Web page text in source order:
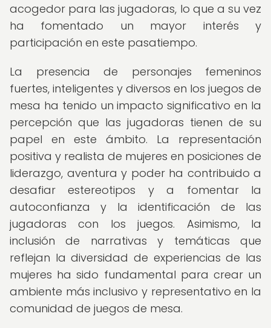
acogedor para las jugadoras, lo que a su vez
ha fomentado un mayor interés y
participación en este pasatiempo.
La presencia de personajes femeninos
fuertes, inteligentes y diversos en los juegos de
mesa ha tenido un impacto significativo en la
percepción que las jugadoras tienen de su
papel en este ámbito. La representación
positiva y realista de mujeres en posiciones de
liderazgo, aventura y poder ha contribuido a
desafiar estereotipos y a fomentar la
autoconfianza y la identificación de las
jugadoras con los juegos. Asimismo, la
inclusión de narrativas y temáticas que
reflejan la diversidad de experiencias de las
mujeres ha sido fundamental para crear un
ambiente más inclusivo y representativo en la
comunidad de juegos de mesa.